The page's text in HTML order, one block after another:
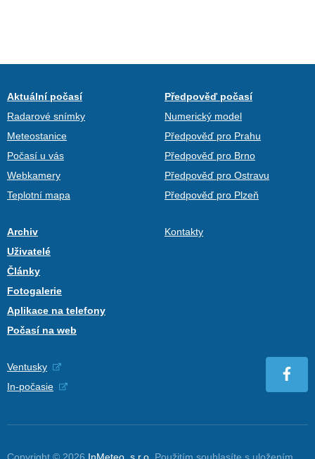
Aktuální počasí
Radarové snímky
Meteostanice
Počasí u vás
Webkamery
Teplotní mapa
Předpověď počasí
Numerický model
Předpověď pro Prahu
Předpověď pro Brno
Předpověď pro Ostravu
Předpověď pro Plzeň
Archiv
Uživatelé
Články
Fotogalerie
Aplikace na telefony
Počasí na web
Kontakty
Ventusky
In-počasie
Copyright © 2026 InMeteo, s.r.o. Použitím souhlasíte s uložením